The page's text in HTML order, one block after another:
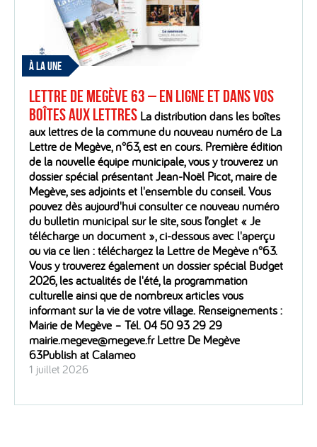
À LA UNE
Lettre de Megève 63 – En ligne et dans vos
boîtes aux lettres La distribution dans les boîtes
aux lettres de la commune du nouveau numéro de La
Lettre de Megève, n°63, est en cours. Première édition
de la nouvelle équipe municipale, vous y trouverez un
dossier spécial présentant Jean-Noël Picot, maire de
Megève, ses adjoints et l'ensemble du conseil. Vous
pouvez dès aujourd'hui consulter ce nouveau numéro
du bulletin municipal sur le site, sous l’onglet « Je
télécharge un document », ci-dessous avec l'aperçu
ou via ce lien : téléchargez la Lettre de Megève n°63.
Vous y trouverez également un dossier spécial Budget
2026, les actualités de l'été, la programmation
culturelle ainsi que de nombreux articles vous
informant sur la vie de votre village. Renseignements :
Mairie de Megève – Tél. 04 50 93 29 29
mairie.megeve@megeve.fr Lettre De Megève
63Publish at Calameo
1 juillet 2026